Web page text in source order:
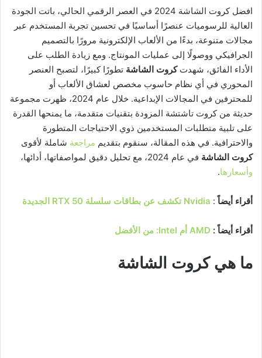
افضل كروت الشاشة 2024 في العصر الرقمي الحالي، باتت الجودة
العالية للرسوميات عنصرًا أساسيًا في تحسين تجربة المستخدم عبر
مجالات متنوعة، بدءًا من الألعاب الإلكترونية مرورًا بالتصميم
الجرافيكي ووصولًا إلى عمليات المونتاج. ومع زيادة الطلب على
الأداء الفائق، شهدتكروت الشاشة تطورًا كبيرًا، لتصبح العنصر
المحوري في أي نظام حاسوب مخصص لعشاق الألعاب أو
للمحترفين في المجالات الإبداعية. خلال عام 2024، ظهرت مجموعة
حديثة من كروت تاشتشة المزودة بتقنيات متقدمة، ما يمنحها القدرة
على تلبية متطلبات المستخدمين ذوي الاحتياجات المتطورة
والاحترافية. في هذه المقالة، سنقوم بتقديم مراجعة شاملة لأقوى
كروت الشاشة في عام 2024، مع تحليل دقيق لمواصفاتها، أدائها،
وأسعارها.
أقراء أيضاً : Nvidia تكشف عن بطاقات سلسلة RTX 50 الجديدة
أقراء أيضاً : AMD أم Intel: من الأفضل
ما هي كروت الشاشة